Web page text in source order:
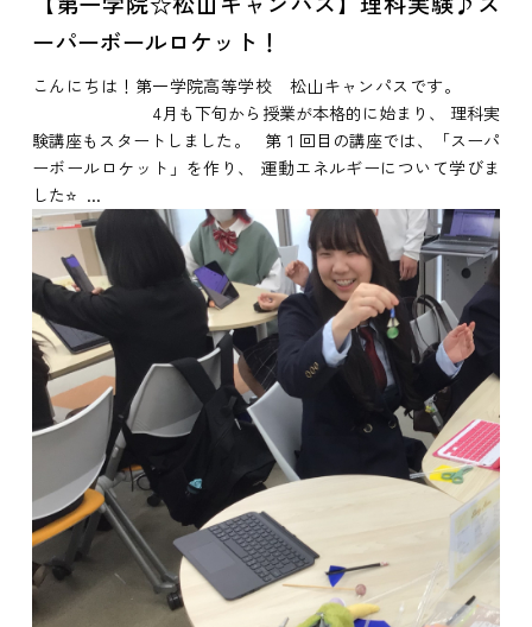
ーパーボールロケット！
こんにちは！第一学院高等学校 松山キャンパスです。
4月も下旬から授業が本格的に始まり、 理科実
験講座もスタートしました。 第１回目の講座では、「スーパ
ーボールロケット」を作り、 運動エネルギーについて学びま
した⭐ ...